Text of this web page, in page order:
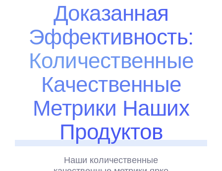
Доказанная
Эффективность:
Количественные
Качественные
Метрики Наших
Продуктов
Наши количественные
2
0
1